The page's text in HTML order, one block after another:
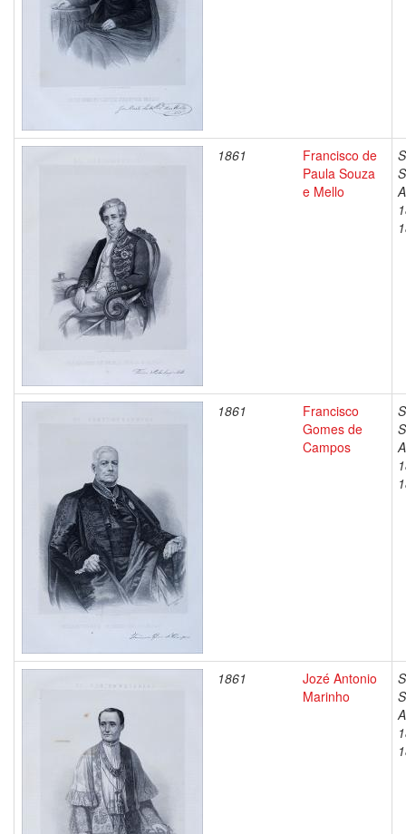
1861
Francisco de
Paula Souza
e Mello
1861
Francisco
Gomes de
Campos
1861
Jozé Antonio
Marinho